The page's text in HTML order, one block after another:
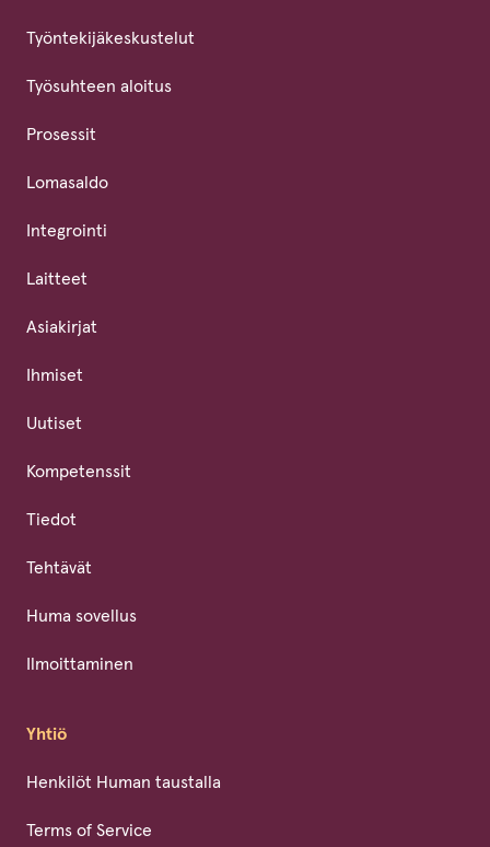
Työntekijäkeskustelut
Työsuhteen aloitus
Prosessit
Lomasaldo
Integrointi
Laitteet
Asiakirjat
Ihmiset
Uutiset
Kompetenssit
Tiedot
Tehtävät
Huma sovellus
Ilmoittaminen
Yhtiö
Henkilöt Human taustalla
Terms of Service